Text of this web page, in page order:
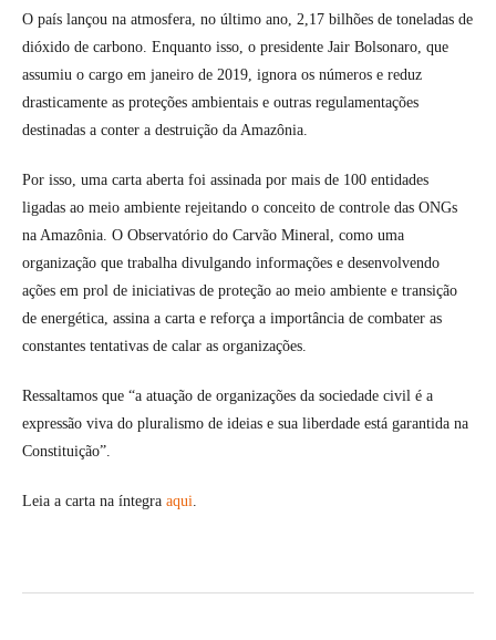
O país lançou na atmosfera, no último ano, 2,17 bilhões de toneladas de
dióxido de carbono. Enquanto isso, o presidente Jair Bolsonaro, que
assumiu o cargo em janeiro de 2019, ignora os números e reduz
drasticamente as proteções ambientais e outras regulamentações
destinadas a conter a destruição da Amazônia.
Por isso, uma carta aberta foi assinada por mais de 100 entidades
ligadas ao meio ambiente rejeitando o conceito de controle das ONGs
na Amazônia. O Observatório do Carvão Mineral, como uma
organização que trabalha divulgando informações e desenvolvendo
ações em prol de iniciativas de proteção ao meio ambiente e transição
de energética, assina a carta e reforça a importância de combater as
constantes tentativas de calar as organizações.
Ressaltamos que “a atuação de organizações da sociedade civil é a
expressão viva do pluralismo de ideias e sua liberdade está garantida na
Constituição”.
Leia a carta na íntegra aqui